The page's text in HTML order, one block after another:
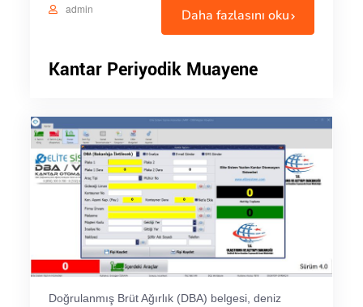
admin Daha fazlasını oku
Kantar Periyodik Muayene
Doğrulanmış Brüt Ağırlık (DBA) belgesi, deniz